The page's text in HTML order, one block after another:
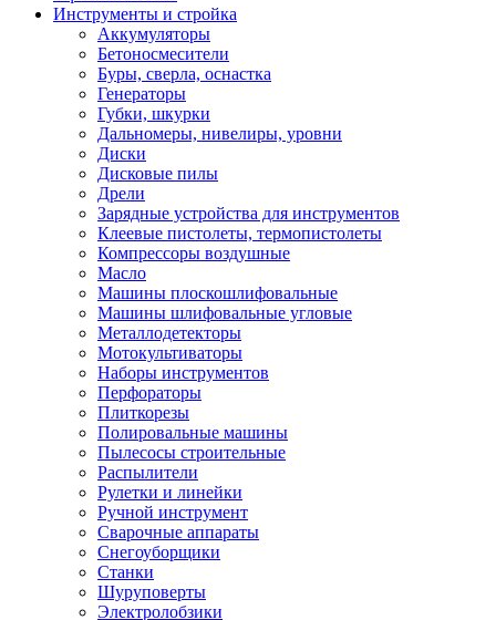
Инструменты и стройка
Аккумуляторы
Бетоносмесители
Буры, сверла, оснастка
Генераторы
Губки, шкурки
Дальномеры, нивелиры, уровни
Диски
Дисковые пилы
Дрели
Зарядные устройства для инструментов
Клеевые пистолеты, термопистолеты
Компрессоры воздушные
Масло
Машины плоскошлифовальные
Машины шлифовальные угловые
Металлодетекторы
Мотокультиваторы
Наборы инструментов
Перфораторы
Плиткорезы
Полировальные машины
Пылесосы строительные
Распылители
Рулетки и линейки
Ручной инструмент
Сварочные аппараты
Снегоуборщики
Станки
Шуруповерты
Электролобзики